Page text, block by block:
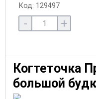
Код: 129497
- +
Когтеточка
большой